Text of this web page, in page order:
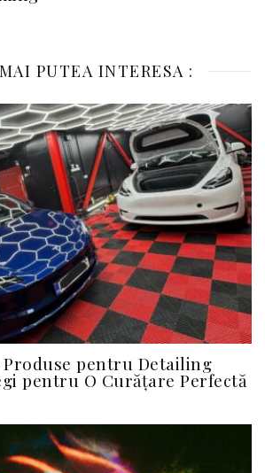
PUTEA INTERESA :
Produse pentru Detailing
pentru O Curățare Perfectă